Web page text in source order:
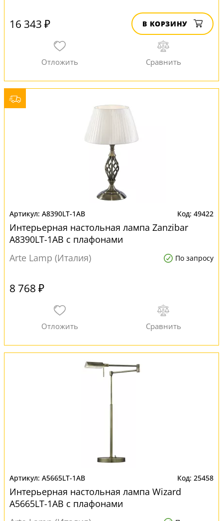
16 343 ₽ В КОРЗИНУ
A8390LT-1AB 49422
Интерьерная настольная лампа Zanzibar
A8390LT-1AB с плафонами
Arte Lamp (Италия)
По запросу
8 768 ₽
A5665LT-1AB 25458
Интерьерная настольная лампа Wizard
A5665LT-1AB с плафонами